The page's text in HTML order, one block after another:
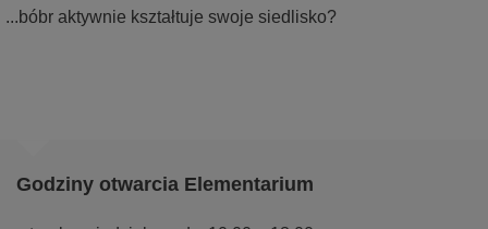
...bóbr aktywnie kształtuje swoje siedlisko?
Godziny otwarcia Elementarium